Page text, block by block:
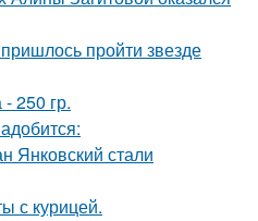
пройти звезде
250 гр.
Янковский стали
с курицей.